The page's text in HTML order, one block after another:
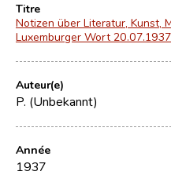
Titre
Notizen über Literatur, Kunst,
Luxemburger Wort
Auteur(e)
P. (Unbekannt)
Année
1937